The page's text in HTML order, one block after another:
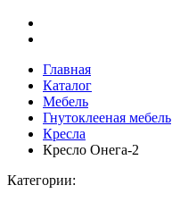
Главная
Каталог
Мебель
Гнутоклееная мебель
Кресла
Кресло Онега-2
Категории: